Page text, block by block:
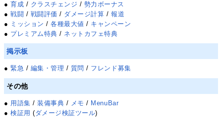
●育成 / クラスチェンジ / 勢力ボーナス
●戦闘 / 戦闘評価 / ダメージ計算 / 報道
● ミッション /各種最大値 / キャンペーン
● プレミアム特典 / ネットカフェ特典
掲示板
●緊急 / 編集・管理 / 質問 / フレンド募集
その他
● 用語集 /装備事典 / メモ / MenuBar
●検証用 (ダメージ検証ツール)